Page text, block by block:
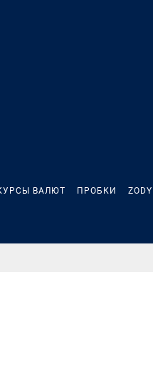
ВАЛЮТ ПРОБКИ ZODY